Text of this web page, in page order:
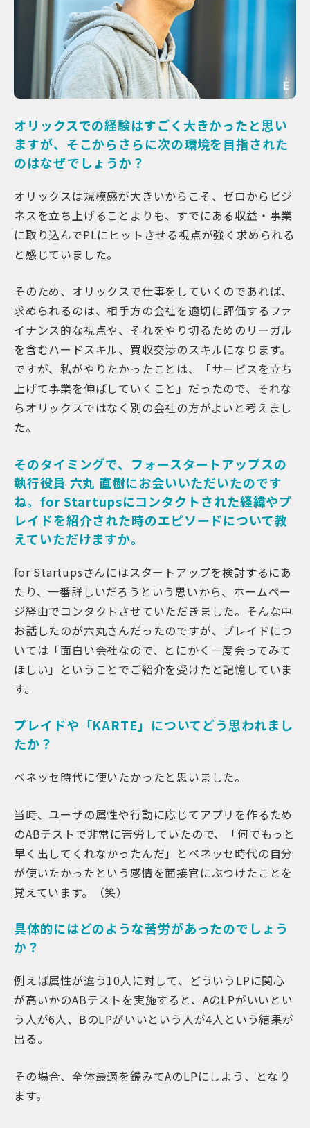
オリックスでの経験はすごく大きかったと思い
ますが、そこからさらに次の環境を目指された
のはなぜでしょうか？
オリックスは規模感が大きいからこそ、ゼロからビジ
ネスを立ち上げることよりも、すでにある収益・事業
に取り込んでPLにヒットさせる視点が強く求められる
と感じていました。
そのため、オリックスで仕事をしていくのであれば、
求められるのは、相手方の会社を適切に評価するファ
イナンス的な視点や、それをやり切るためのリーガル
を含むハードスキル、買収交渉のスキルになります。
ですが、私がやりたかったことは、「サービスを立ち
上げて事業を伸ばしていくこと」だったので、それな
らオリックスではなく別の会社の方がよいと考えまし
た。
そのタイミングで、フォースタートアップスの
執行役員 六丸 直樹にお会いいただいたのです
ね。for Startupsにコンタクトされた経緯やプ
レイドを紹介された時のエピソードについて教
えていただけますか。
for Startupsさんにはスタートアップを検討するにあ
たり、一番詳しいだろうという思いから、ホームペー
ジ経由でコンタクトさせていただきました。そんな中
お話したのが六丸さんだったのですが、プレイドにつ
いては「面白い会社なので、とにかく一度会ってみて
ほしい」ということでご紹介を受けたと記憶していま
す。
プレイドや「KARTE」についてどう思われまし
たか？
ベネッセ時代に使いたかったと思いました。
当時、ユーザの属性や行動に応じてアプリを作るため
のABテストで非常に苦労していたので、「何でもっと
早く出してくれなかったんだ」とベネッセ時代の自分
が使いたかったという感情を面接官にぶつけたことを
覚えています。（笑）
具体的にはどのような苦労があったのでしょう
か？
例えば属性が違う10人に対して、どういうLPに関心
が高いかのABテストを実施すると、AのLPがいいとい
う人が6人、BのLPがいいという人が4人という結果が
出る。
その場合、全体最適を鑑みてAのLPにしよう、となり
ます。